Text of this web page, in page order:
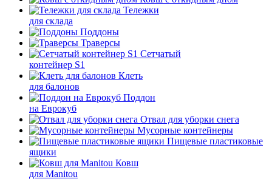
Тележки
для склада
Поддоны
Траверсы
Сетчатый
контейнер S1
Клеть
для балонов
Поддон
на Еврокуб
Отвал для уборки снега
Мусорные контейнеры
Пищевые пластиковые
ящики
Ковш
для Manitou